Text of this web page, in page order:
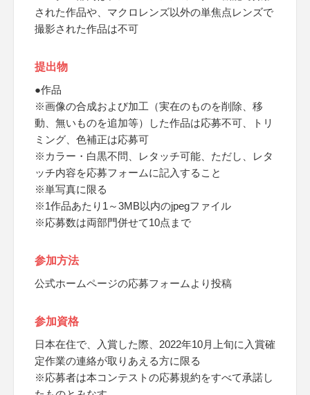
された作品や、マクロレンズ以外の単焦点レンズで
撮影された作品は不可
提出物
●作品
※画像の合成および加工（実在のものを削除、移
動、無いものを追加等）した作品は応募不可、トリ
ミング、色補正は応募可
※カラー・白黒不問、レタッチ可能、ただし、レタ
ッチ内容を応募フォームに記入すること
※単写真に限る
※1作品あたり1～3MB以内のjpegファイル
※応募数は両部門併せて10点まで
参加方法
公式ホームページの応募フォームより投稿
参加資格
日本在住で、入賞した際、2022年10月上旬に入賞確
定作業の連絡が取りあえる方に限る
※応募者は本コンテストの応募規約をすべて承諾し